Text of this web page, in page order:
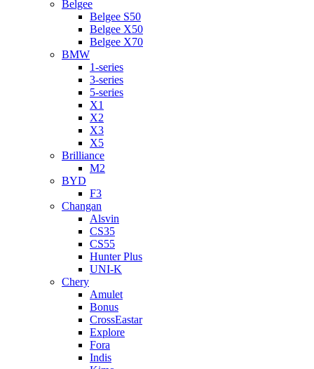
Belgee
Belgee S50
Belgee X50
Belgee X70
BMW
1-series
3-series
5-series
X1
X2
X3
X5
Brilliance
M2
BYD
F3
Changan
Alsvin
CS35
CS55
Hunter Plus
UNI-K
Chery
Amulet
Bonus
CrossEastar
Explore
Fora
Indis